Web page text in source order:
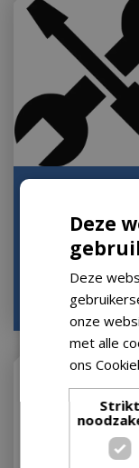
99
Op voorraadDeze
Deze
onze
met alle
ons
Strikt